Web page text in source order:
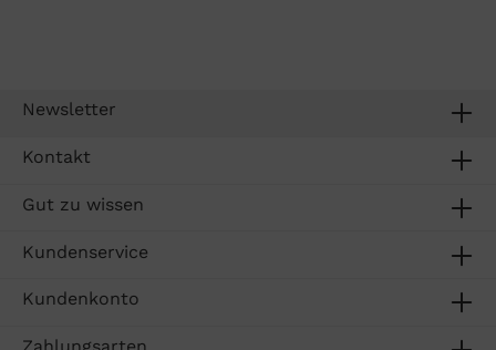
Newsletter
Kontakt
Gut zu wissen
Kundenservice
Kundenkonto